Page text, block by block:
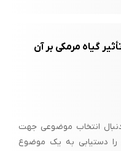
انتخاب موضوعی جهت
را دستیابی به یک موضوع